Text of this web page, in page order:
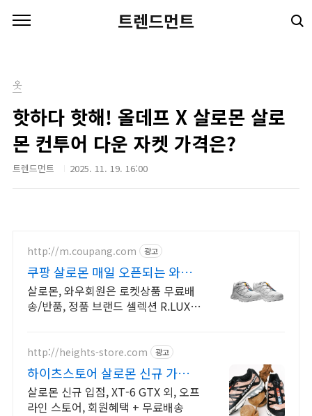
트렌드먼트
옷
핫하다 핫해! 올데프 X 살로몬 살로
몬 컨투어 다운 자켓 가격은?
트렌드먼트 2025. 11. 19. 16:00
http://m.coupang.com 광고
쿠팡 살로몬 매일 오픈되는 와우
회원 특가
살로몬, 와우회원은 로켓상품 무료배
송/반품, 정품 브랜드 셀렉션 R.LUX
http://heights-store.com 광고
하이츠스토어 살로몬 신규 가입
12% 쿠폰
살로몬 신규 입점, XT-6 GTX 외, 오프
라인 스토어, 회원혜택 + 무료배송